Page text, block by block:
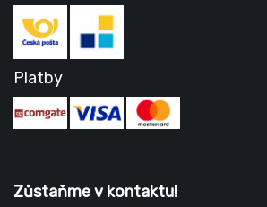
Platby
Zůstaňme v kontaktu!